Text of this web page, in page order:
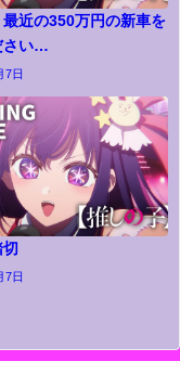
最近の350万円の新車を
さい…
7日
切
7日